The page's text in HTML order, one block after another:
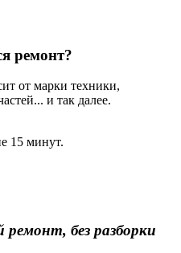
ремонт?
от марки техники,
и так далее.
15 минут.
ремонт, без разборки